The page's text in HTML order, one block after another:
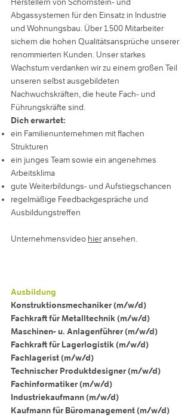
Herstellern von Schornstein- und
Abgassystemen für den Einsatz in Industrie
und Wohnungsbau. Über 1.500 Mitarbeiter
sichern die hohen Qualitätsansprüche unserer
renommierten Kunden. Unser starkes
Wachstum verdanken wir zu einem großen Teil
unseren selbst ausgebildeten
Nachwuchskräften, die heute Fach- und
Führungskräfte sind.
Dich erwartet:
ein Familienunternehmen mit flachen
Strukturen
ein junges Team sowie ein angenehmes
Arbeitsklima
gute Weiterbildungs- und Aufstiegschancen
regelmäßige Feedbackgespräche und
Ausbildungstreffen
Unternehmensvideo hieransehen.
Ausbildung
Konstruktionsmechaniker (m/w/d)
Fachkraft für Metalltechnik (m/w/d)
Maschinen- u. Anlagenführer (m/w/d)
Fachkraft für Lagerlogistik (m/w/d)
Fachlagerist (m/w/d)
Technischer Produktdesigner (m/w/d)
Fachinformatiker (m/w/d)
Industriekaufmann (m/w/d)
Kaufmann für Büromanagement (m/w/d)